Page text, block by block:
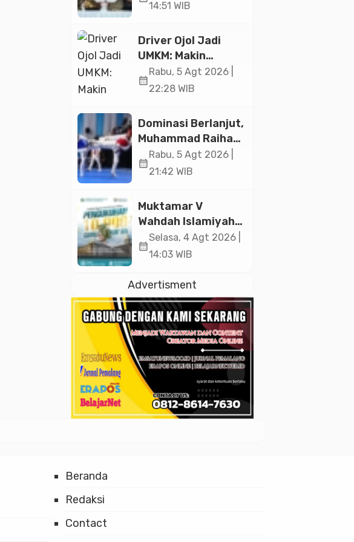
Ekonomi Senilai Rp
14:51 WIB
Driver Ojol Jadi
UMKM: Makin
Sejahtera atau
Merana? Ini
Paramadina
calendar_month
Rabu, 5 Agt 2026 |
22:28 WIB
Dominasi Berlanjut,
Muhammad Raihan
Fadila Sabet Emas
Kyorugi di Asian
Indonesia Open
2026
calendar_month
Rabu, 5 Agt 2026 |
21:42 WIB
Muktamar V
Wahdah Islamiyah
Akan Kukuhkan
10.000 Guru Al-
Istiqlal
calendar_month
Selasa, 4 Agt 2026 |
14:03 WIB
Advertisment
Beranda
Redaksi
Contact